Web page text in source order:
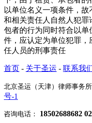
以单位名义一项条件，
和相关责任人自然人犯
包者的行为同时符合以
件，应认定为单位犯罪
任人员的刑事责任
首页 - 关于圣运 - 联系我
北京圣运（天津）律师事务
号-1
咨询电话： 18502688682